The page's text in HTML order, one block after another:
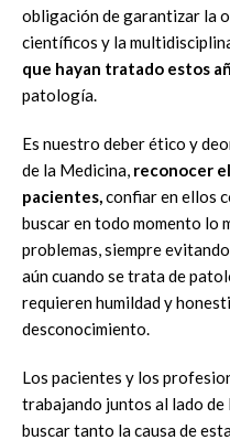
obligación de garantizar la
científicos y la
que hayan tratado estos
patología.
Es nuestro deber ético y
de la Medicina, reconocer
pacientes,confiar en ellos
buscar en todo momento lo
problemas, siempre
aún cuando se trata de
requieren humildad y
desconocimiento.
Los pacientes y los
trabajando juntos al lado
buscar tanto la causa de